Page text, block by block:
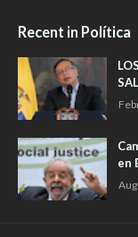
Recent in Política
en